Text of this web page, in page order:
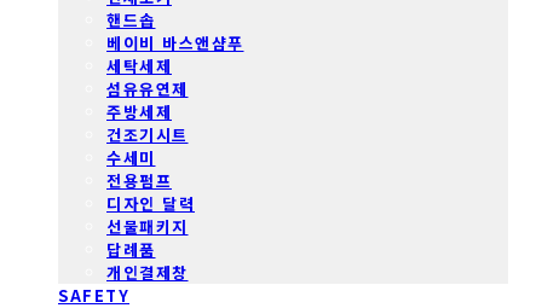
핸드솝
베이비 바스앤샴푸
세탁세제
섬유유연제
주방세제
건조기시트
수세미
전용펌프
디자인 달력
선물패키지
답례품
개인결제창
SAFETY